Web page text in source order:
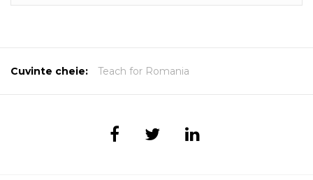
Cuvinte cheie: Teach for Romania